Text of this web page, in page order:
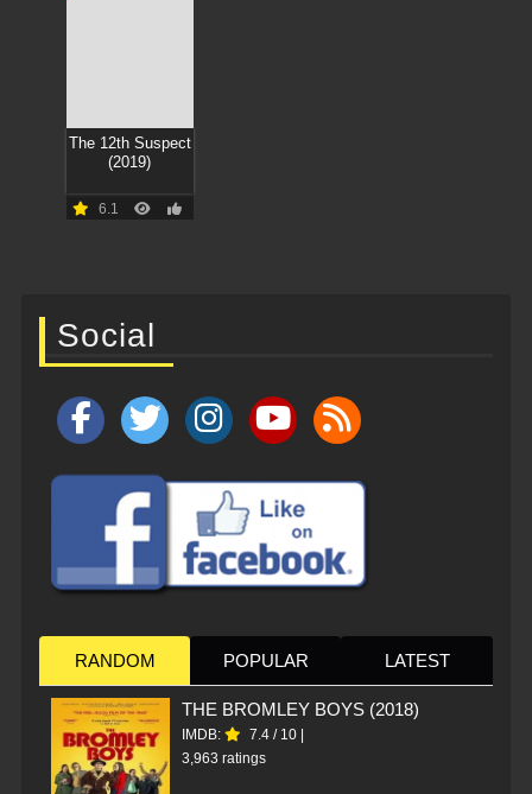
The 12th Suspect
(2019)
6.1
Social
RANDOM POPULAR LATEST
THE BROMLEY BOYS (2018)
IMDB: 7.4 / 10
3,963 ratings